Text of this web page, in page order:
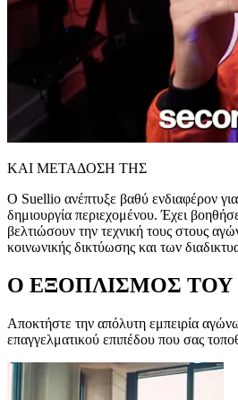
ΚΑΙ ΜΕΤΑΔΟΣΗ ΤΗΣ
Ο Suellio ανέπτυξε βαθύ ενδιαφέρον
δημιουργία περιεχομένου. Έχει
βελτιώσουν την τεχνική τους στους
κοινωνικής δικτύωσης και των
Ο ΕΞΟΠΛΙΣΜΟΣ ΤΟΥ
Αποκτήστε την απόλυτη εμπειρία
επαγγελματικού επιπέδου που σας